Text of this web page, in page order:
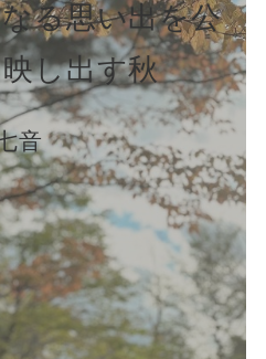
る思い出を公
し出す秋
音